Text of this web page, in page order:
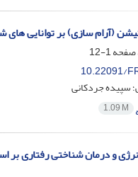
(آرام سازی) بر توانایی
1-12
10.22091/
سپیده جردکانی
1.09 M
و درمان شناختی رفتاری